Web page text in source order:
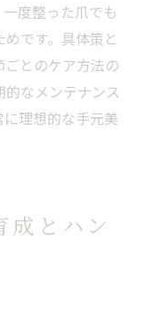
度整った爪でも
です。具体策と
とのケア方法の
なメンテナンス
理想的な手元美
成とハン